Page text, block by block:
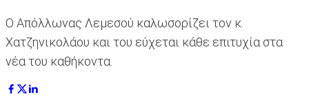
O Απόλλωνας Λεμεσού καλωσορίζει τον κ.
Χατζηνικολάου και του εύχεται κάθε επιτυχία στα
νέα του καθήκοντα.